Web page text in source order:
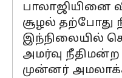
பாலாஜியினை
சூழல் தற்போது
இந்நிலையில்
அமர்வு
முன்னர்